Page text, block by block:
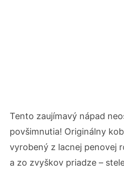
Tento zaujímavý nápad
povšimnutia! Originálny
vyrobený z lacnej penovej
a zo zvyškov priadze –